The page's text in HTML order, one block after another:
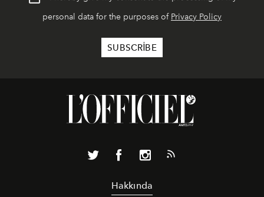
personal data for the purposes of Privacy Policy
Hakkında